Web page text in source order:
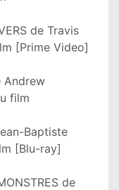
de Travis
[Prime Video]
Andrew
film
Baptiste
[Blu-ray]
de